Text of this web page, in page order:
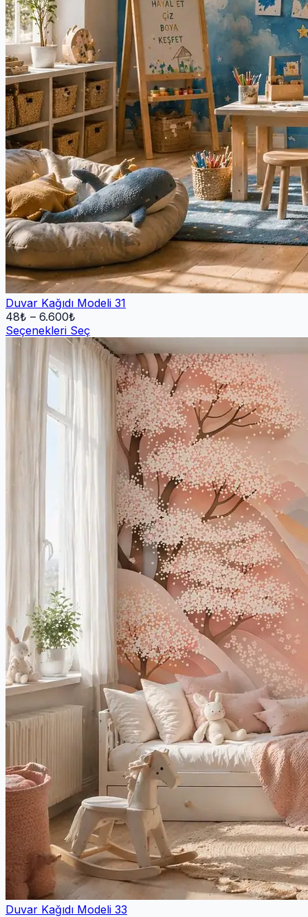
Duvar Kağıdı Modeli 31
48₺ – 6.600₺
Seçenekleri Seç
Duvar Kağıdı Modeli 33